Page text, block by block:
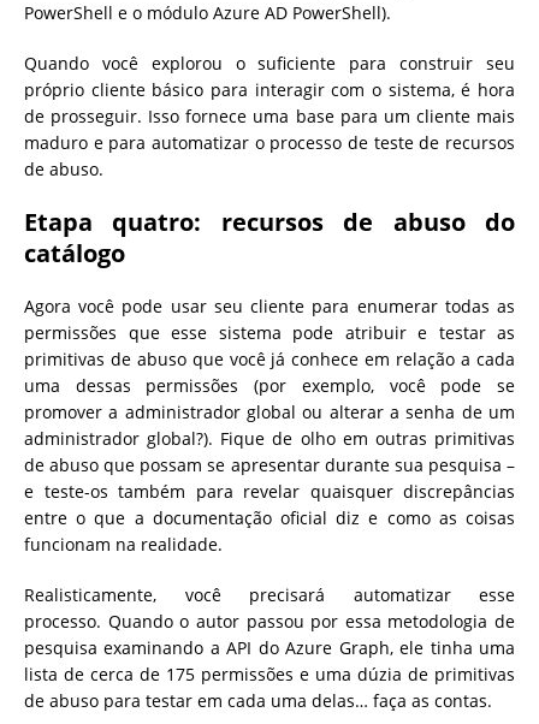
PowerShell e o módulo Azure AD PowerShell).
Quando você explorou o suficiente para construir seu
próprio cliente básico para interagir com o sistema, é hora
de prosseguir. Isso fornece uma base para um cliente mais
maduro e para automatizar o processo de teste de recursos
de abuso.
Etapa quatro: recursos de abuso do
catálogo
Agora você pode usar seu cliente para enumerar todas as
permissões que esse sistema pode atribuir e testar as
primitivas de abuso que você já conhece em relação a cada
uma dessas permissões (por exemplo, você pode se
promover a administrador global ou alterar a senha de um
administrador global?). Fique de olho em outras primitivas
de abuso que possam se apresentar durante sua pesquisa –
e teste-os também para revelar quaisquer discrepâncias
entre o que a documentação oficial diz e como as coisas
funcionam na realidade.
Realisticamente, você precisará automatizar esse
processo. Quando o autor passou por essa metodologia de
pesquisa examinando a API do Azure Graph, ele tinha uma
lista de cerca de 175 permissões e uma dúzia de primitivas
de abuso para testar em cada uma delas… faça as contas.